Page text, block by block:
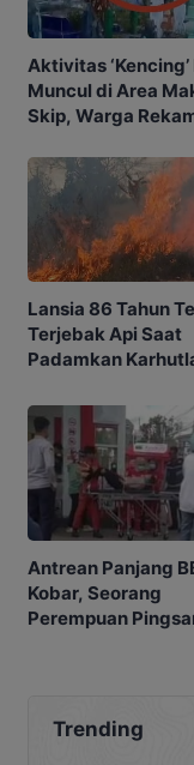
Aktivitas ‘Kencing’
Muncul di Area
Skip, Warga
Lansia 86 Tahun
Terjebak Api Saat
Padamkan
Antrean Panjang
Kobar, Seorang
Perempuan
Trending